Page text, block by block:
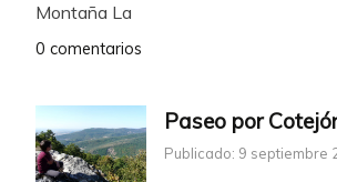
Montaña La
0 comentarios
Paseo por
Publicado: 9 septiembre